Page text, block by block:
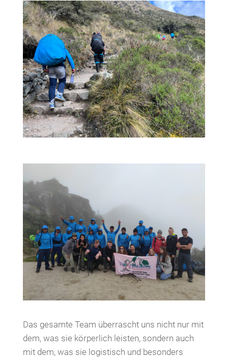
Das gesamte Team überrascht uns nicht nur mit
dem, was sie körperlich leisten, sondern auch
mit dem, was sie logistisch und besonders